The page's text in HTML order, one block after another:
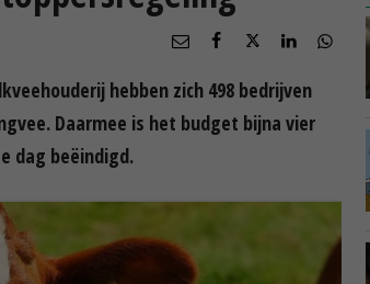
hebben zich 498 bedrijven
Daarmee is het budget bijna vier
dag beëindigd.